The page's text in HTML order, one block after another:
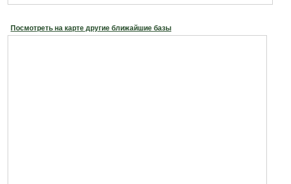
Посмотреть на карте другие ближайшие базы